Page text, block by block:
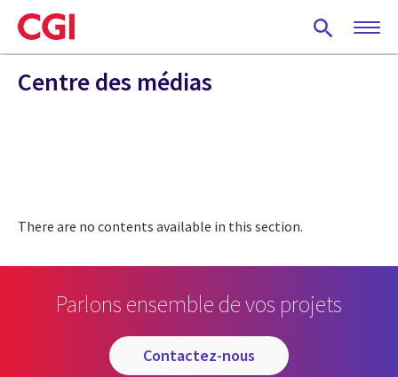
Skip
to
main
content
Centre des médias
There are no contents available in this section.
Parlons ensemble de vos projets
contactez-nous